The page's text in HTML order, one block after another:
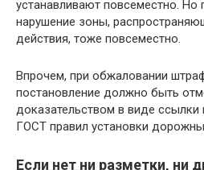
устанавливают повсеместно. Но
нарушение зоны,
действия, тоже повсеместно.
Впрочем, при обжаловании
постановление должно быть
доказательством в виде
ГОСТ правил установки
Если нет ни разметки, ни